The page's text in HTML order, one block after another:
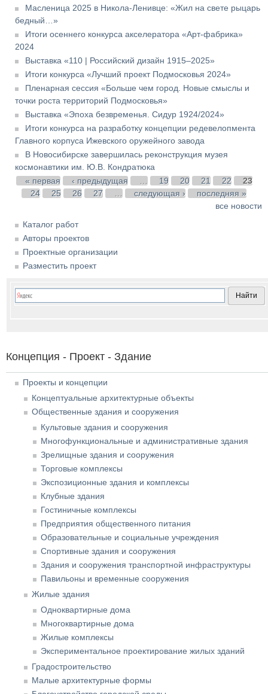
Масленица 2025 в Никола-Ленивце: «Жил на свете рыцарь
бедный…»
Итоги осеннего конкурса акселератора «Арт-фабрика»
2024
Выставка «110 | Российский дизайн 1915–2025»
Итоги конкурса «Лучший проект Подмосковья 2024»
Пленарная сессия «Больше чем город. Новые смыслы и
точки роста территорий Подмосковья»
Выставка «Эпоха безвременья. Сидур 1924/2024»
Итоги конкурса на разработку концепции редевелопмента
Главного корпуса Ижевского оружейного завода
В Новосибирске завершилась реконструкция музея
космонавтики им. Ю.В. Кондратюка
Страницы
« первая ‹ предыдущая 19 20 21 22
23
24
25 26 27 следующая ›
последняя »
все новости
Каталог работ
Авторы проектов
Проектные организации
Разместить проект
Концепция - Проект - Здание
Проекты и концепции
Концептуальные архитектурные объекты
Общественные здания и сооружения
Культовые здания и сооружения
Многофункциональные и административные здания
Зрелищные здания и сооружения
Торговые комплексы
Экспозиционные здания и комплексы
Клубные здания
Гостиничные комплексы
Предприятия общественного питания
Образовательные и социальные учреждения
Спортивные здания и сооружения
Здания и сооружения транспортной инфраструктуры
Павильоны и временные сооружения
Жилые здания
Одноквартирные дома
Многоквартирные дома
Жилые комплексы
Экспериментальное проектирование жилых зданий
Градостроительство
Малые архитектурные формы